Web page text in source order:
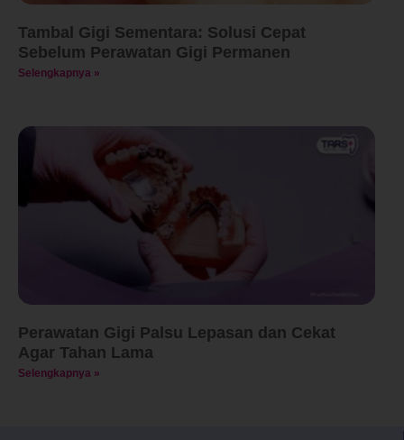
Tambal Gigi Sementara: Solusi Cepat
Sebelum Perawatan Gigi Permanen
Selengkapnya »
Perawatan Gigi Palsu Lepasan dan Cekat
Agar Tahan Lama
Selengkapnya »